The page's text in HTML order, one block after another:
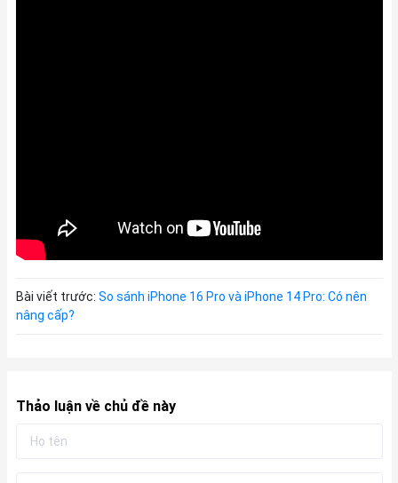
Bài viết trước: So sánh iPhone 16 Pro và iPhone 14 Pro: Có nên
nâng cấp?
Thảo luận về chủ đề này